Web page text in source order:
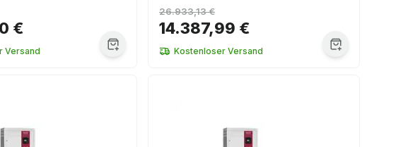
€
Versand
14.387,99 €
26.933,13 €
Kostenloser Versand